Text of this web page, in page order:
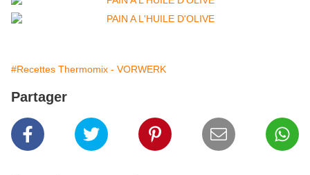
#Recettes Thermomix - VORWERK
Partager